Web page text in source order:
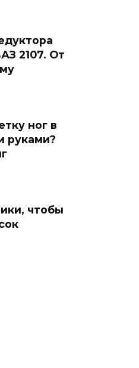
2107. От
ног в
руками?
чтобы